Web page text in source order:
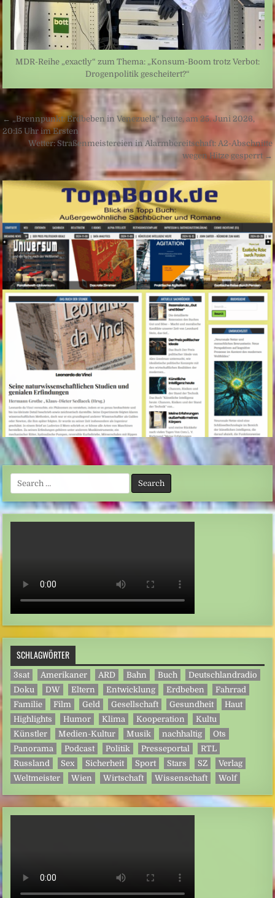
MDR-Reihe „exactly“ zum Thema: „Konsum-Boom trotz Verbot:
Drogenpolitik gescheitert?“
Beitragsnavigation
← „Brennpunkt: Erdbeben in Venezuela“ heute, am 25. Juni 2026,
20:15 Uhr im Ersten
Wetter: Straßenmeistereien in Alarmbereitschaft: A2-Abschnitte
wegen Hitze gesperrt →
Search
for:
SCHLAGWÖRTER
3sat Amerikaner ARD Bahn Buch
Deutschlandradio
Doku
DW Eltern Entwicklung Erdbeben
Fahrrad
Familie
Film Geld Gesellschaft Gesundheit
Haut
Highlights
Humor Klima Kooperation
Kultu
Künstler
Medien-Kultur Musik nachhaltig
Ots
Panorama
Podcast Politik Presseportal
RTL
Russland
Sex Sicherheit Sport Stars SZ
Verlag
Weltmeister
Wien Wirtschaft Wissenschaft Wolf